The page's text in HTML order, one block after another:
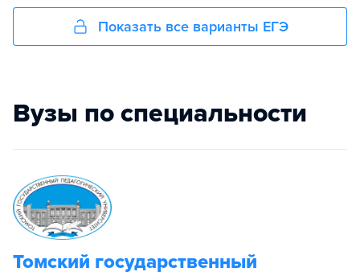
Показать все варианты ЕГЭ
Вузы по специальности
Томский государственный